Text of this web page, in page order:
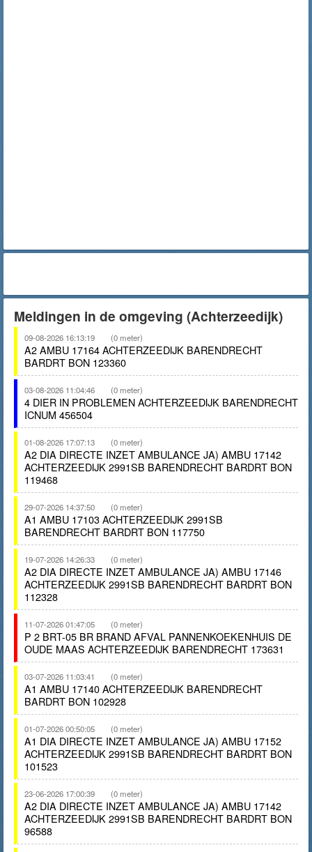
Meldingen in de omgeving (Achterzeedijk)
09-08-2026 16:13:19 (0 meter)
A2 AMBU 17164 ACHTERZEEDIJK BARENDRECHT
BARDRT BON 123360
03-08-2026 11:04:46 (0 meter)
4 DIER IN PROBLEMEN ACHTERZEEDIJK BARENDRECHT
ICNUM 456504
01-08-2026 17:07:13 (0 meter)
A2 DIA DIRECTE INZET AMBULANCE JA) AMBU 17142
ACHTERZEEDIJK 2991SB BARENDRECHT BARDRT BON
119468
29-07-2026 14:37:50 (0 meter)
A1 AMBU 17103 ACHTERZEEDIJK 2991SB
BARENDRECHT BARDRT BON 117750
19-07-2026 14:26:33 (0 meter)
A2 DIA DIRECTE INZET AMBULANCE JA) AMBU 17146
ACHTERZEEDIJK 2991SB BARENDRECHT BARDRT BON
112328
11-07-2026 01:47:05 (0 meter)
P 2 BRT-05 BR BRAND AFVAL PANNENKOEKENHUIS DE
OUDE MAAS ACHTERZEEDIJK BARENDRECHT 173631
03-07-2026 11:03:41 (0 meter)
A1 AMBU 17140 ACHTERZEEDIJK BARENDRECHT
BARDRT BON 102928
01-07-2026 00:50:05 (0 meter)
A1 DIA DIRECTE INZET AMBULANCE JA) AMBU 17152
ACHTERZEEDIJK 2991SB BARENDRECHT BARDRT BON
101523
23-06-2026 17:00:39 (0 meter)
A2 DIA DIRECTE INZET AMBULANCE JA) AMBU 17142
ACHTERZEEDIJK 2991SB BARENDRECHT BARDRT BON
96588